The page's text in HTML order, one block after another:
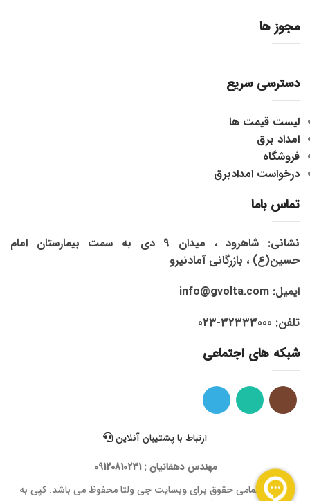
مجوز ها
دسترسی سریع
لیست قیمت ها
امداد برق
فروشگاه
درخواست امدادبرق
تماس باما
نشانی: شاهرود ، میدان 9 دی به سمت بیمارستان امام
حسین(ع) ، بازرگانی آمادنیرو
ایمیل: info@gvolta.com
تلفن: 32333000-023
شبکه های اجتماعی
ارتباط با پشتیبان آنلاین
مهندس دهقانیان : 09120810231
1399 © تمامی حقوق برای وبسایت جی ولتا محفوظ می باشد. کپی به